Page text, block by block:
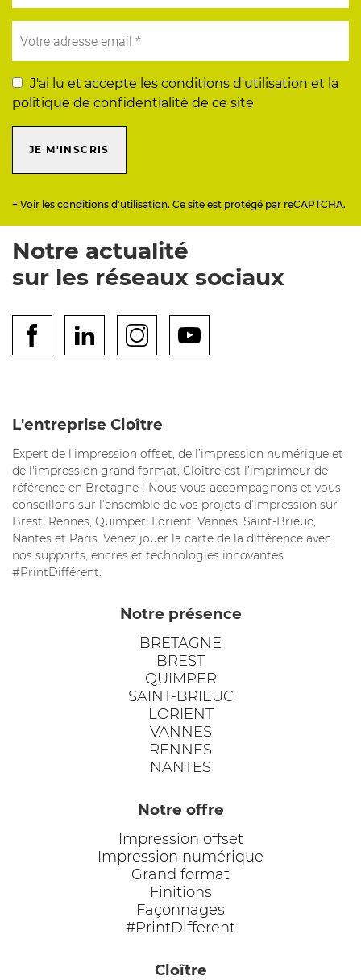
J'ai lu et accepte les conditions d'utilisation et la
politique de confidentialité de ce site
JE M'INSCRIS
+ Voir les conditions d'utilisation. Ce site est protégé par reCAPTCHA.
Notre actualité
sur les réseaux sociaux
L'entreprise Cloître
Expert de l’impression offset, de l’impression numérique et
de l'impression grand format, Cloître est l’imprimeur de
référence en Bretagne ! Nous vous accompagnons et vous
conseillons sur l’ensemble de vos projets d’impression sur
Brest, Rennes, Quimper, Lorient, Vannes, Saint-Brieuc,
Nantes et Paris. Venez jouer la carte de la différence avec
nos supports, encres et technologies innovantes
#PrintDifférent.
Notre présence
BRETAGNE
BREST
QUIMPER
SAINT-BRIEUC
LORIENT
VANNES
RENNES
NANTES
Notre offre
Impression offset
Impression numérique
Grand format
Finitions
Façonnages
#PrintDifferent
Cloître